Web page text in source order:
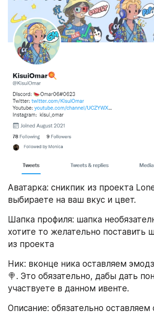
Аватарка: сникпик из проекта
выбираете на ваш вкус и цвет.
Шапка профиля: шапка
хотите то желательно поставить
из проекта
Ник: вконце ника оставляем
🍭. Это обязательно, дабы дать
участвуете в данном ивенте.
Описание: обязательно оставляем